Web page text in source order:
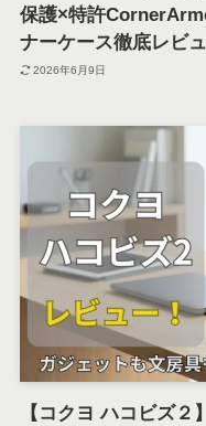
保護×特許
ナーケース徹底レビ
2026年6月9日
【コクヨ ハコビズ